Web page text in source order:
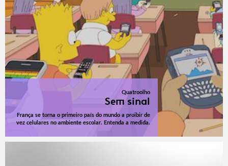
Quatroolho
Sem sinal
França se torna o primeiro país do mundo a proibir de
vez celulares no ambiente escolar. Entenda a medida.